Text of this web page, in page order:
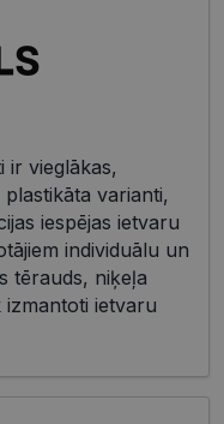
ir vieglākas,
varianti,
iespējas ietvaru
individuālu un
tērauds, niķeļa
izmantoti ietvaru